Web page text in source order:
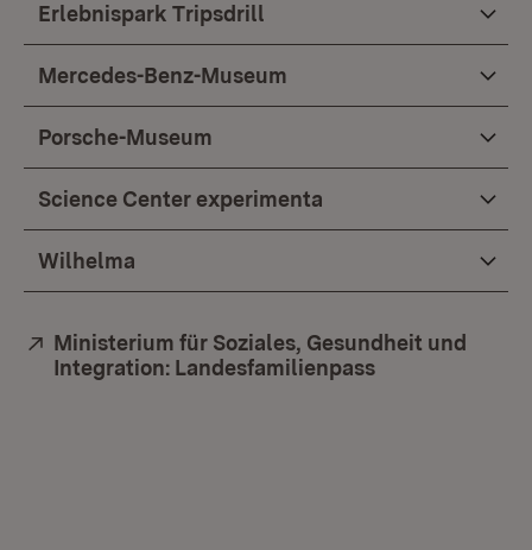
Erlebnispark Tripsdrill
Mercedes-Benz-Museum
Porsche-Museum
Science Center experimenta
Wilhelma
Extern:
Ministerium für Soziales, Gesundheit und
Integration: Landesfamilienpass